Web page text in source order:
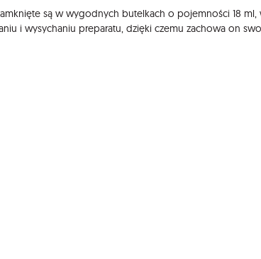
są w wygodnych butelkach o pojemności 18
i wysychaniu preparatu, dzięki czemu zachowa on